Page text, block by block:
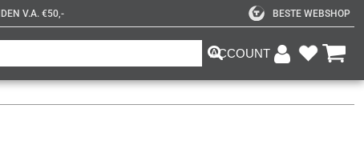
V.A. €50,- BESTE WEBSHOP
ACCOUNT